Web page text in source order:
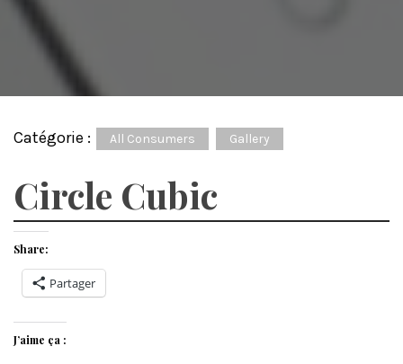
Catégorie : All Consumers Gallery
Circle Cubic
Share:
Partager
J’aime ça :